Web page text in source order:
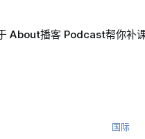
About播客 Podcast帮你补
国际